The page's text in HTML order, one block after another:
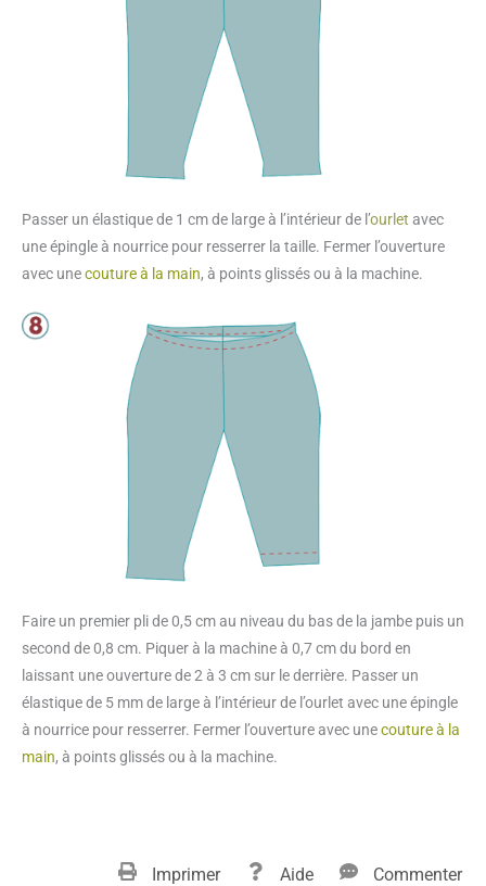
Passer un élastique de 1 cm de large à l’intérieur de l’ourlet avec
une épingle à nourrice pour resserrer la taille. Fermer l’ouverture
avec unecouture à la main, à points glissés ou à la machine.
Faire un premier pli de 0,5 cm au niveau du bas de la jambe puis un
second de 0,8 cm. Piquer à la machine à 0,7 cm du bord en
laissant une ouverture de 2 à 3 cm sur le derrière. Passer un
élastique de 5 mm de large à l’intérieur de l’ourlet avec une épingle
à nourrice pour resserrer. Fermer l’ouverture avec unecouture à la
main, à points glissés ou à la machine.
Imprimer Aide Commenter